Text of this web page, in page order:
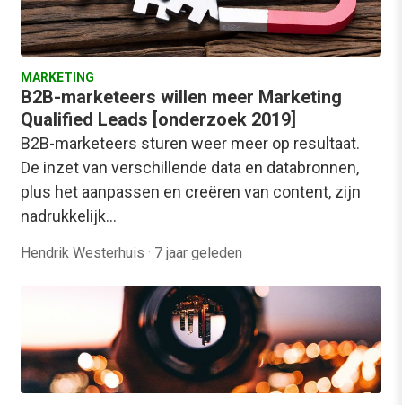
MARKETING
B2B-marketeers willen meer Marketing
Qualified Leads [onderzoek 2019]
B2B-marketeers sturen weer meer op resultaat.
De inzet van verschillende data en databronnen,
plus het aanpassen en creëren van content, zijn
nadrukkelijk…
Hendrik Westerhuis · 7 jaar geleden